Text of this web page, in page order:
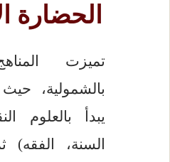
الحضارة
تميزت المناهج
بالشمولية، حيث
يبدأ بالعلوم
السنة، الفقه) ثم